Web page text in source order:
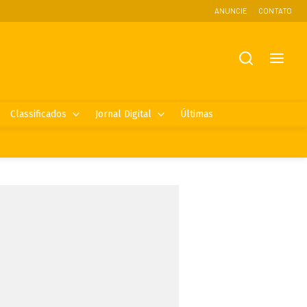
ANUNCIE CONTATO
Classificados Jornal Digital Últimas